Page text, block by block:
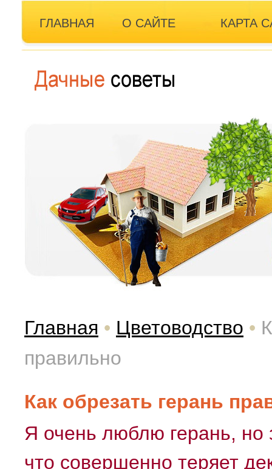
ГЛАВНАЯ О САЙТЕ КАРТА
Главная • Цветоводство •
правильно
Как обрезать герань
Я очень люблю герань, но
что совершенно теряет